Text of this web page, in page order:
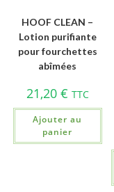
HOOF CLEAN –
Lotion purifiante
pour fourchettes
abîmées
21,20 € TTC
Ajouter au
panier